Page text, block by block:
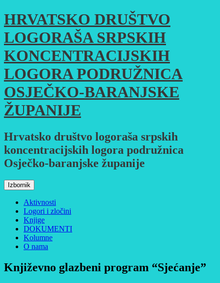
Skoči
do
sadržaja
HRVATSKO DRUŠTVO
LOGORAŠA SRPSKIH
KONCENTRACIJSKIH
LOGORA PODRUŽNICA
OSJEČKO-BARANJSKE
ŽUPANIJE
Hrvatsko društvo logoraša srpskih
koncentracijskih logora podružnica
Osječko-baranjske županije
Izbornik
Aktivnosti
Logori i zločini
Knjige
DOKUMENTI
Kolumne
O nama
Književno glazbeni program “Sjećanje”